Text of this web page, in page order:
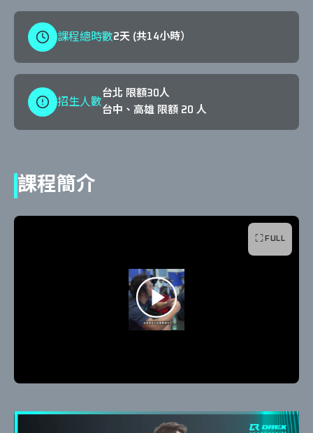
課程總時數2天 (共14小時）
招生人數
台北 限額30人
台中、高雄 限額 20 人
課程簡介
⛶ FULL